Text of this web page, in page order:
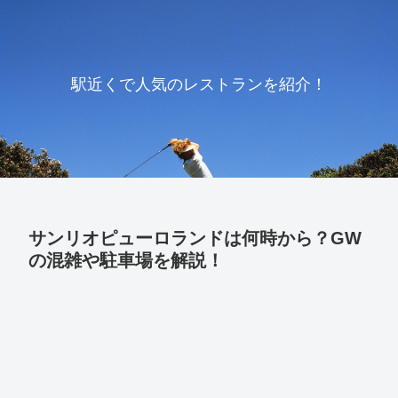
駅近くで人気のレストランを紹介！
サンリオピューロランドは何時から？GW
の混雑や駐車場を解説！